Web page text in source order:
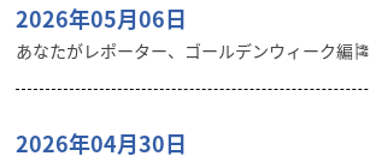
2026年05月06日
あなたがレポーター、ゴールデンウィーク編🎏
2026年04月30日